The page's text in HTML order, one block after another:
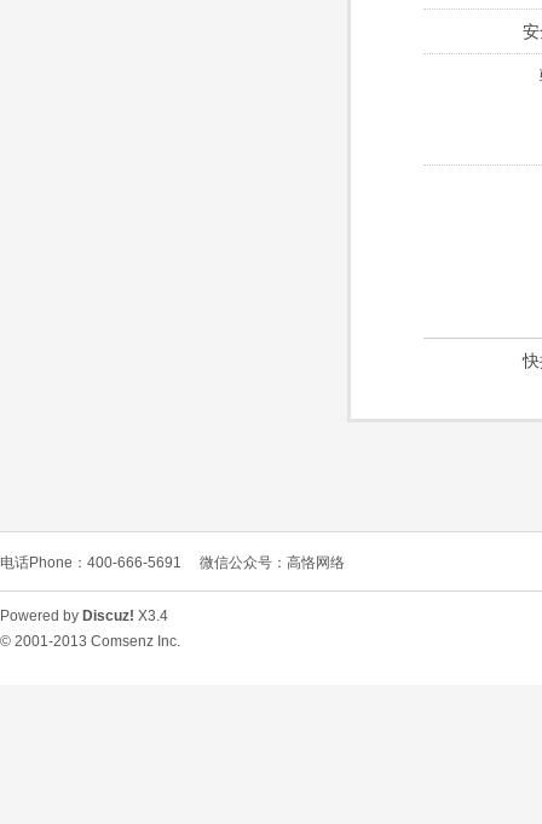
电话Phone：400-666-5691 微信公众号：高恪网络
Powered by Discuz! X3.4
© 2001-2013 Comsenz Inc.